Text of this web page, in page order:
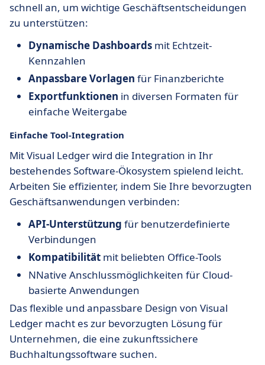
schnell an, um wichtige Geschäftsentscheidungen
zu unterstützen:
Dynamische Dashboards mit Echtzeit-
Kennzahlen
Anpassbare Vorlagen für Finanzberichte
Exportfunktionen in diversen Formaten für
einfache Weitergabe
Einfache Tool-Integration
Mit Visual Ledger wird die Integration in Ihr
bestehendes Software-Ökosystem spielend leicht.
Arbeiten Sie effizienter, indem Sie Ihre bevorzugten
Geschäftsanwendungen verbinden:
API-Unterstützung für benutzerdefinierte
Verbindungen
Kompatibilität mit beliebten Office-Tools
NNative Anschlussmöglichkeiten für Cloud-
basierte Anwendungen
Das flexible und anpassbare Design von Visual
Ledger macht es zur bevorzugten Lösung für
Unternehmen, die eine zukunftssichere
Buchhaltungssoftware suchen.